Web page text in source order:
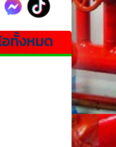
ทั้งหมด